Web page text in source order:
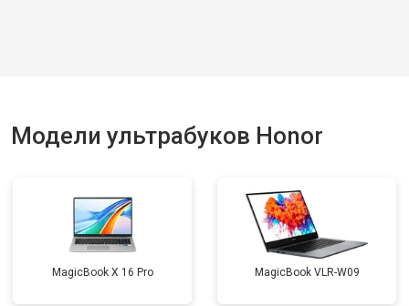
Модели ультрабуков Honor
MagicBook X 16 Pro MagicBook VLR-W09